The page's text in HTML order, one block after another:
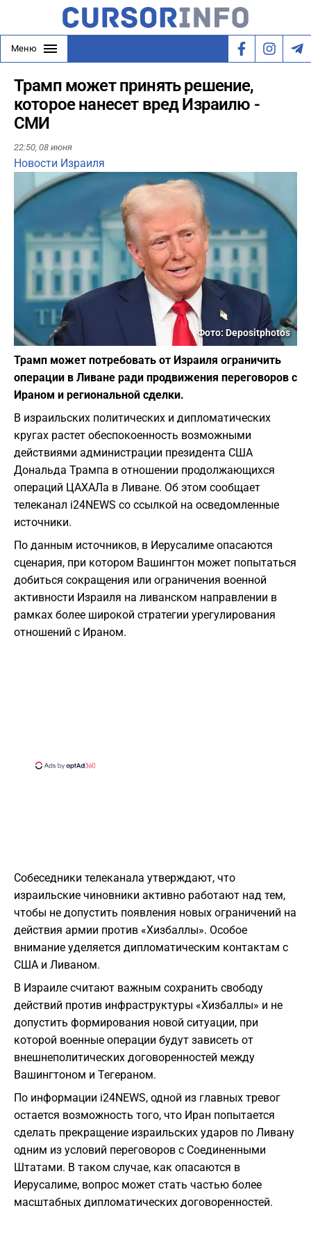
Меню
Трамп может принять решение,
которое нанесет вред Израилю -
СМИ
22:50, 08 июня
Новости Израиля
Фото: Depositphotos
Трамп может потребовать от Израиля ограничить
операции в Ливане ради продвижения переговоров с
Ираном и региональной сделки.
В израильских политических и дипломатических
кругах растет обеспокоенность возможными
действиями администрации президента США
Дональда Трампа в отношении продолжающихся
операций ЦАХАЛа в Ливане. Об этом сообщает
телеканал i24NEWS со ссылкой на осведомленные
источники.
По данным источников, в Иерусалиме опасаются
сценария, при котором Вашингтон может попытаться
добиться сокращения или ограничения военной
активности Израиля на ливанском направлении в
рамках более широкой стратегии урегулирования
отношений с Ираном.
Собеседники телеканала утверждают, что
израильские чиновники активно работают над тем,
чтобы не допустить появления новых ограничений на
действия армии против «Хизбаллы». Особое
внимание уделяется дипломатическим контактам с
США и Ливаном.
В Израиле считают важным сохранить свободу
действий против инфраструктуры «Хизбаллы» и не
допустить формирования новой ситуации, при
которой военные операции будут зависеть от
внешнеполитических договоренностей между
Вашингтоном и Тегераном.
По информации i24NEWS, одной из главных тревог
остается возможность того, что Иран попытается
сделать прекращение израильских ударов по Ливану
одним из условий переговоров с Соединенными
Штатами. В таком случае, как опасаются в
Иерусалиме, вопрос может стать частью более
масштабных дипломатических договоренностей.